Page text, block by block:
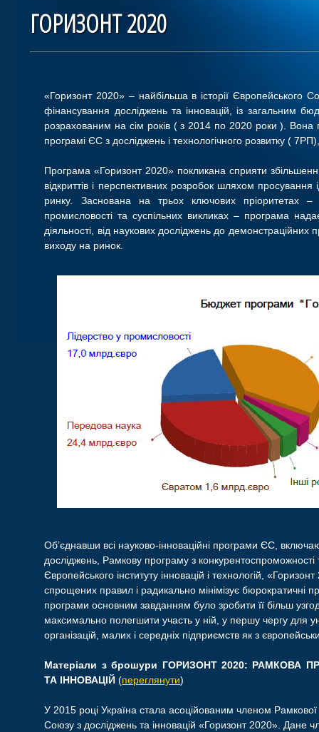
ГОРИЗОНТ 2020
«Горизонт 2020» – найбільша в історії Європейського
фінансування досліджень та інновацій, із загальним
розрахованим на сім років ( з 2014 по 2020 роки ).
програмі ЄС з досліджень і технологічного розвитку (
Програма «Горизонт 2020» покликана сприяти
відкриттів і перспективних розробок шляхом просування
ринку. Заснована на трьох ключових пріоритетах –
промисловості та суспільних викликах – програма
діяльності, від наукових досліджень до демонстраційних
виходу на ринок.
Об’єднавши всі науково-інноваційні програми ЄС,
досліджень, Рамкову програму з конкурентоспроможності
Європейського інституту інновацій і технологій,
спрощених правил і радикально мінімізує бюрократичні
програми основним завданням було зробити її більш
максимально полегшити участь у ній, у першу чергу для
організацій, малих і середніх підприємств як з
Матеріали з брошури ГОРИЗОНТ 2020: РАМКОВА
ТА ІННОВАЦІЙ (переглянути)
У 2015 році Україна стала асоційованим членом
Союзу з досліджень та інновацій «Горизонт 2020». Дане